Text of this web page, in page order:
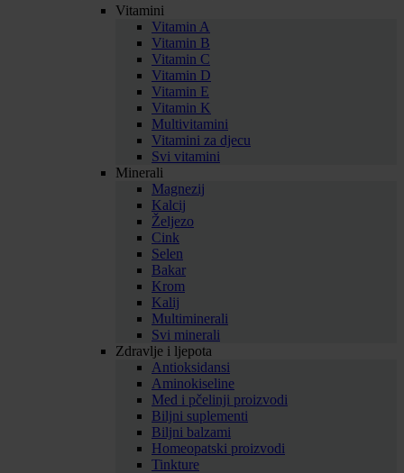
Vitamini
Vitamin A
Vitamin B
Vitamin C
Vitamin D
Vitamin E
Vitamin K
Multivitamini
Vitamini za djecu
Svi vitamini
Minerali
Magnezij
Kalcij
Željezo
Cink
Selen
Bakar
Krom
Kalij
Multiminerali
Svi minerali
Zdravlje i ljepota
Antioksidansi
Aminokiseline
Med i pčelinji proizvodi
Biljni suplementi
Biljni balzami
Homeopatski proizvodi
Tinkture